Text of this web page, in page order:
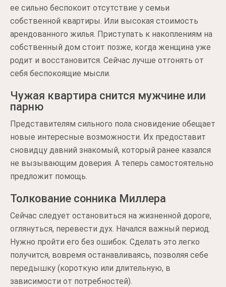
ее сильно беспокоит отсутствие у семьи
собственной квартиры. Или высокая стоимость
арендованного жилья. Приступать к накоплениям на
собственный дом стоит позже, когда женщина уже
родит и восстановится. Сейчас лучше отгонять от
себя беспокоящие мысли.
Чужая квартира снится мужчине или
парню
Представителям сильного пола сновидение обещает
новые интересные возможности. Их предоставит
сновидцу давний знакомый, который ранее казался
не вызывающим доверия. А теперь самостоятельно
предложит помощь.
Толкование сонника Миллера
Сейчас следует остановиться на жизненной дороге,
оглянуться, перевести дух. Начался важный период.
Нужно пройти его без ошибок. Сделать это легко
получится, вовремя останавливаясь, позволяя себе
передышку (короткую или длительную, в
зависимости от потребностей).